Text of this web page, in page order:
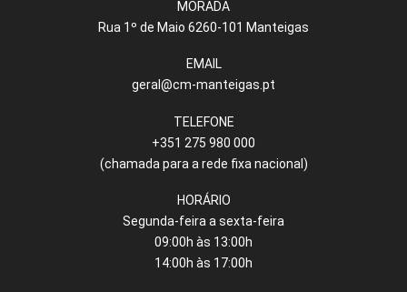
MORADA
Rua 1º de Maio 6260-101 Manteigas
EMAIL
geral@cm-manteigas.pt
TELEFONE
+351 275 980 000
(chamada para a rede fixa nacional)
HORÁRIO
Segunda-feira a sexta-feira
09:00h às 13:00h
14:00h às 17:00h